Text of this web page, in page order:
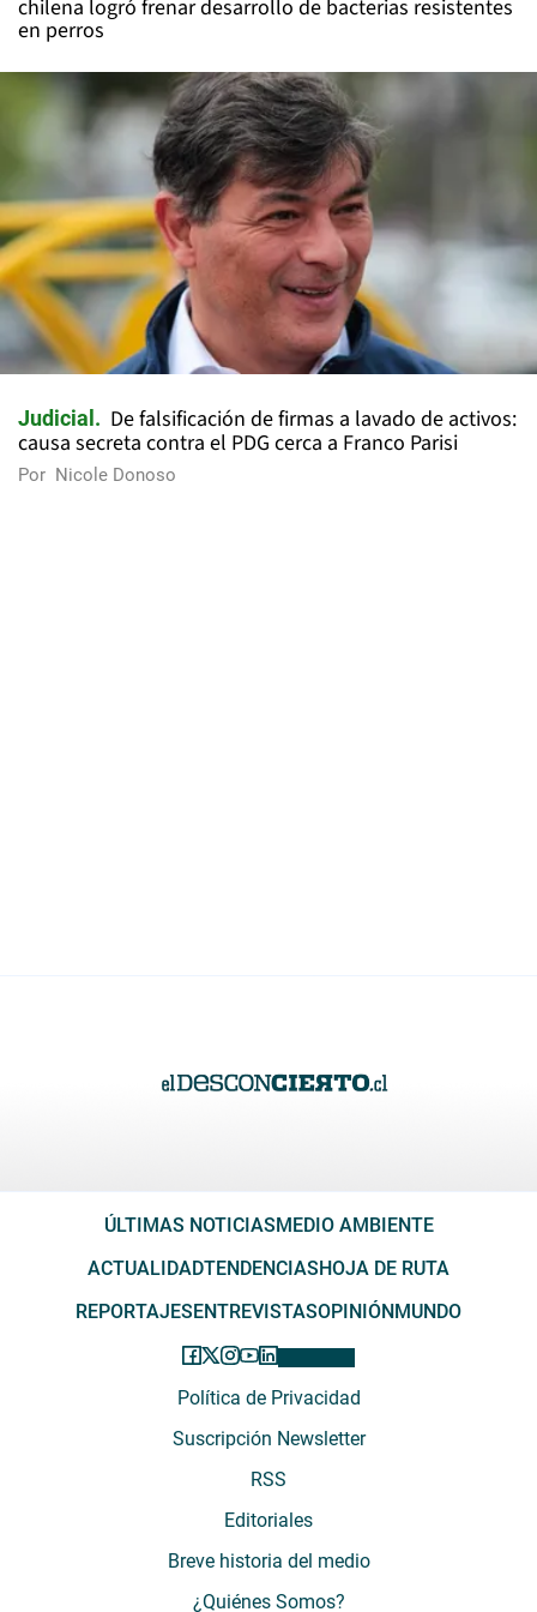
chilena logró frenar desarrollo de bacterias resistentes
en perros
Judicial
De falsificación de firmas a lavado de activos:
causa secreta contra el PDG cerca a Franco Parisi
Por Nicole Donoso
ÚLTIMAS NOTICIASMEDIO AMBIENTE
ACTUALIDADTENDENCIASHOJA DE RUTA
REPORTAJESENTREVISTASOPINIÓNMUNDO
Política de Privacidad
Suscripción Newsletter
RSS
Editoriales
Breve historia del medio
¿Quiénes Somos?